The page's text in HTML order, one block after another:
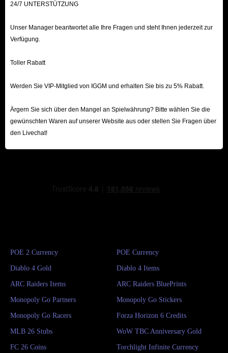
24/7 UNTERSTÜTZUNG
Unser Manager beantwortet alle Ihre Fragen und steht Ihnen jederzeit zur
Verfügung.
Toller Rabatt
Werden Sie VIP-Mitglied von IGGM und erhalten Sie bis zu 5% Rabatt.
Ärgern Sie sich über den Mangel an Spielwährung? Bitte wählen Sie die
gewünschten Waren auf unserer Website aus oder stellen Sie Fragen über
den Livechat!
POE 2 Currency POE Currency
Diablo 4 Gold Diablo 4 Items
ARC Raiders Items ARC Raiders BluePrints
Monopoly Go Partners Monopoly Go Stickers
Monopoly Go Racers Forza Horizon 6 Credits
MLB 26 Stubs WoW TBC Anniversary Gold
FC 26 Coins Torchlight Infinite Currency